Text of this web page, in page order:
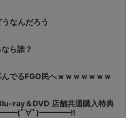
なんだろう
ら誰？
んでるFGO民へｗｗｗｗｗｗｗ
ray＆DVD 店舗共通購入特典
━━━━(ﾟ∀ﾟ)━━━━!!